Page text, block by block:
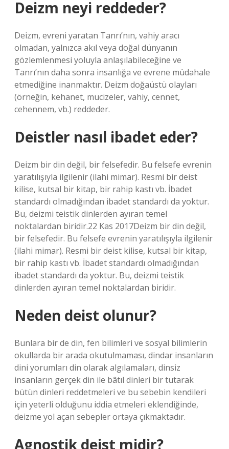
Deizm neyi reddeder?
Deizm, evreni yaratan Tanrı’nın, vahiy aracı
olmadan, yalnızca akıl veya doğal dünyanın
gözlemlenmesi yoluyla anlaşılabileceğine ve
Tanrı’nın daha sonra insanlığa ve evrene müdahale
etmediğine inanmaktır. Deizm doğaüstü olayları
(örneğin, kehanet, mucizeler, vahiy, cennet,
cehennem, vb.) reddeder.
Deistler nasıl ibadet eder?
Deizm bir din değil, bir felsefedir. Bu felsefe evrenin
yaratılışıyla ilgilenir (ilahi mimar). Resmi bir deist
kilise, kutsal bir kitap, bir rahip kastı vb. İbadet
standardı olmadığından ibadet standardı da yoktur.
Bu, deizmi teistik dinlerden ayıran temel
noktalardan biridir.22 Kas 2017Deizm bir din değil,
bir felsefedir. Bu felsefe evrenin yaratılışıyla ilgilenir
(ilahi mimar). Resmi bir deist kilise, kutsal bir kitap,
bir rahip kastı vb. İbadet standardı olmadığından
ibadet standardı da yoktur. Bu, deizmi teistik
dinlerden ayıran temel noktalardan biridir.
Neden deist olunur?
Bunlara bir de din, fen bilimleri ve sosyal bilimlerin
okullarda bir arada okutulmaması, dindar insanların
dini yorumları din olarak algılamaları, dinsiz
insanların gerçek din ile bâtıl dinleri bir tutarak
bütün dinleri reddetmeleri ve bu sebebin kendileri
için yeterli olduğunu iddia etmeleri eklendiğinde,
deizme yol açan sebepler ortaya çıkmaktadır.
Agnostik deist midir?